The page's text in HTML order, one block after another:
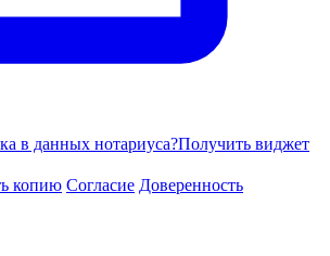
в данных нотариуса?Получить виджет
копию Согласие Доверенность